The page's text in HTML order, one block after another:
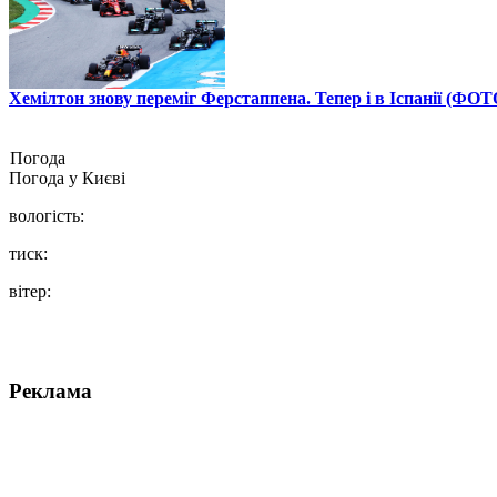
Хемілтон знову переміг Ферстаппена. Тепер і в Іспанії
Погода
Погода у Києві
вологість:
тиск:
вітер:
Реклама